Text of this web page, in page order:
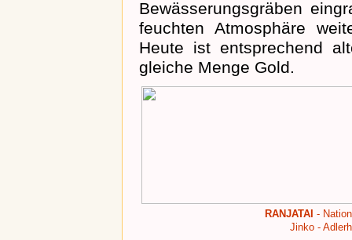
Bewässerungsgräben
feuchten Atmosphäre
Heute ist entsprechend
gleiche Menge Gold.
RANJATAI -
Jinko -